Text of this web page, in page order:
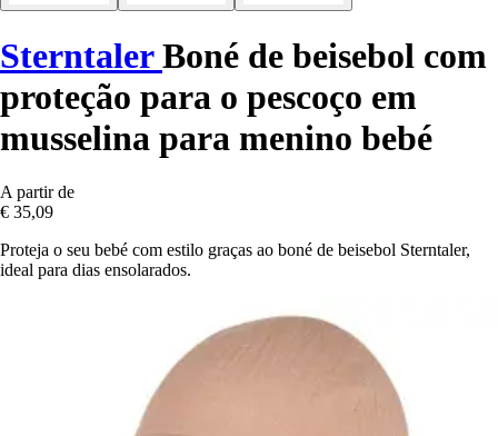
SterntalerBoné de beisebol com
proteção para o pescoço em
musselina para menino bebé
A partir de
€ 35,09
Proteja o seu bebé com estilo graças ao boné de beisebol Sterntaler,
ideal para dias ensolarados.